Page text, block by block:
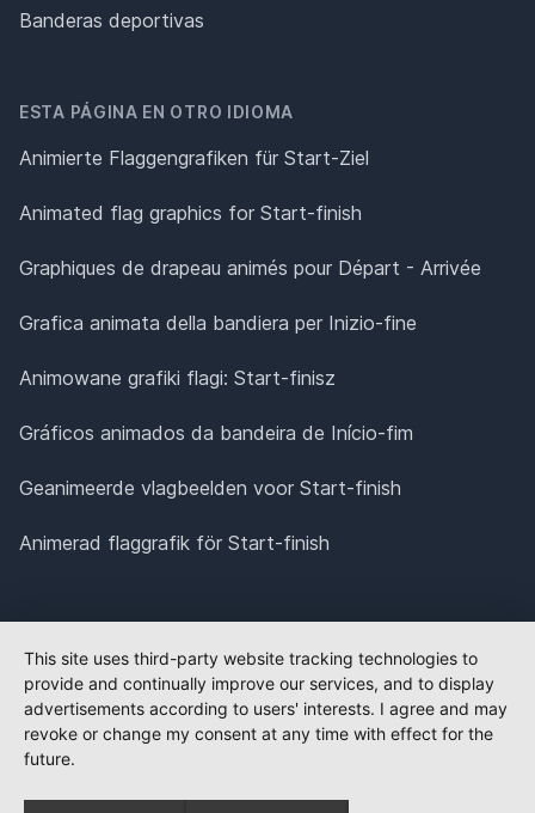
Banderas deportivas
ESTA PÁGINA EN OTRO IDIOMA
Animierte Flaggengrafiken für Start-Ziel
Animated flag graphics for Start-finish
Graphiques de drapeau animés pour Départ - Arrivée
Grafica animata della bandiera per Inizio-fine
Animowane grafiki flagi: Start-finisz
Gráficos animados da bandeira de Início-fim
Geanimeerde vlagbeelden voor Start-finish
Animerad flaggrafik för Start-finish
This site uses third-party website tracking technologies to
provide and continually improve our services, and to display
advertisements according to users' interests. I agree and may
revoke or change my consent at any time with effect for the
future.